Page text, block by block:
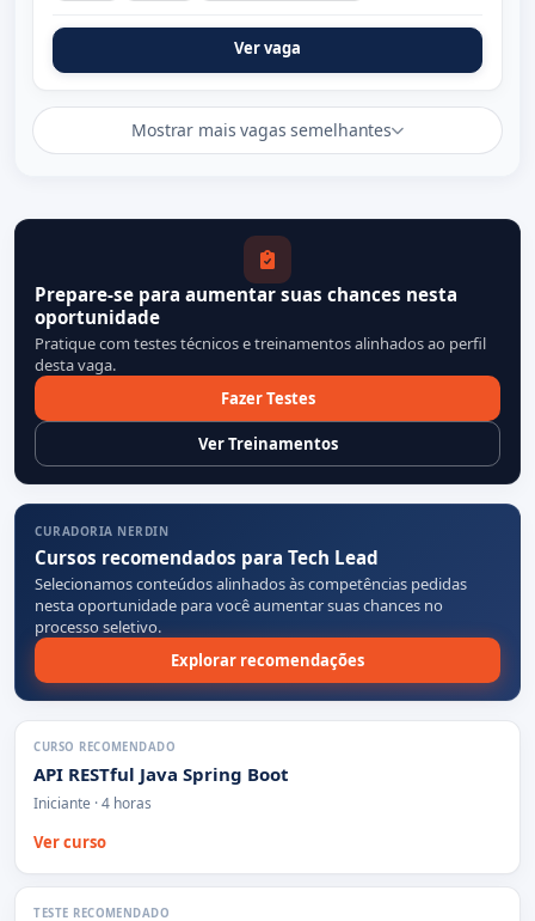
Ver vaga
Mostrar mais vagas semelhantes
Prepare-se para aumentar suas chances nesta
oportunidade
Pratique com testes técnicos e treinamentos alinhados ao perfil
desta vaga.
Fazer Testes
Ver Treinamentos
CURADORIA NERDIN
Cursos recomendados para Tech Lead
Selecionamos conteúdos alinhados às competências pedidas
nesta oportunidade para você aumentar suas chances no
processo seletivo.
Explorar recomendações
CURSO RECOMENDADO
API RESTful Java Spring Boot
Iniciante · 4 horas
Ver curso
TESTE RECOMENDADO